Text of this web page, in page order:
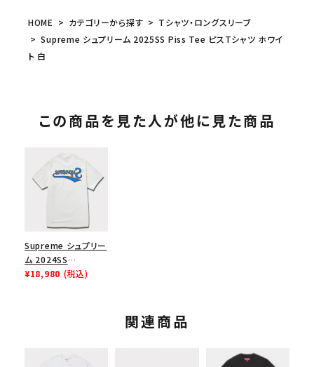
HOME カテゴリーから探す
Tシャツ・ロングスリーブ
Supreme シュプリーム 2025SS Piss Tee ピスTシャツ ホワイ
ト 白
この商品を見た人が他に見た商品
Supreme シュプリー
ム 2024SS
Backwards Tee バ
¥18,980 (税込)
関連商品